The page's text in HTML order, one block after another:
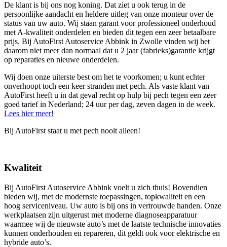
De klant is bij ons nog koning. Dat ziet u ook terug in de
persoonlijke aandacht en heldere uitleg van onze monteur over de
status van uw auto. Wij staan garant voor professioneel onderhoud
met A-kwaliteit onderdelen en bieden dit tegen een zeer betaalbare
prijs. Bij AutoFirst Autoservice Abbink in Zwolle vinden wij het
daarom niet meer dan normaal dat u 2 jaar (fabrieks)garantie krijgt
op reparaties en nieuwe onderdelen.
Wij doen onze uiterste best om het te voorkomen; u kunt echter
onverhoopt toch een keer stranden met pech. Als vaste klant van
AutoFirst heeft u in dat geval recht op hulp bij pech tegen een zeer
goed tarief in Nederland; 24 uur per dag, zeven dagen in de week.
Lees hier meer!
Bij AutoFirst staat u met pech nooit alleen!
Kwaliteit
Bij AutoFirst Autoservice Abbink voelt u zich thuis! Bovendien
bieden wij, met de modernste toepassingen, topkwaliteit en een
hoog serviceniveau. Uw auto is bij ons in vertrouwde handen. Onze
werkplaatsen zijn uitgerust met moderne diagnoseapparatuur
waarmee wij de nieuwste auto’s met de laatste technische innovaties
kunnen onderhouden en repareren, dit geldt ook voor elektrische en
hybride auto’s.